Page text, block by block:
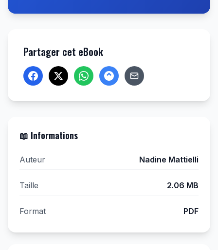
Partager cet eBook
📖 Informations
Auteur Nadine Mattielli
Taille 2.06 MB
Format PDF